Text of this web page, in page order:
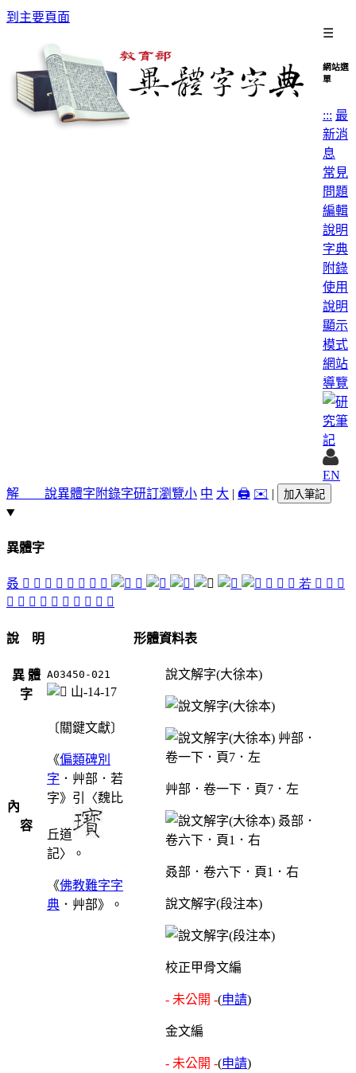
到主要頁面
☰
網站選
單
::: 最
新消
息
常見
問題
編輯
說明
字典
附錄
使用
說明
顯示
模式
網站
導覽
EN
解 說異體字 附錄字研訂瀏覽小 中 大 | 🖨️ ✉️ | 加入筆記
異體字
叒 𠭀 𠭚 𠭞 󴾑 𡧻 󴾉 󴾊 󴾍 𡻦 󴾇 󴾂 󴾀 若 󴽾 󴾄 󴾃
󴾁 󴽿 󴾈 󴾅 𦱡 𦱢 󴾋 𦱶 𦴈 𧁇
說 明
異 體
字
A03450-021
山-14-17
內
容
〔關鍵文獻〕
《偏類碑別
字 ．艸部．若
字》引〈魏比
丘道
記〉。
《佛教難字字
典 ．艸部》。
形體資料表
說文解字(大徐本)
艸部．卷一下．頁7．左
叒部．卷六下．頁1．右
說文解字(段注本)
校正甲骨文編
- 未公開 -(申請)
金文編
- 未公開 -(申請)